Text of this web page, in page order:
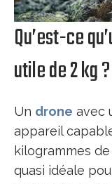
Qu’est-ce
utile de 2 kg ?
Un drone avec
appareil
kilogrammes
quasi idéale